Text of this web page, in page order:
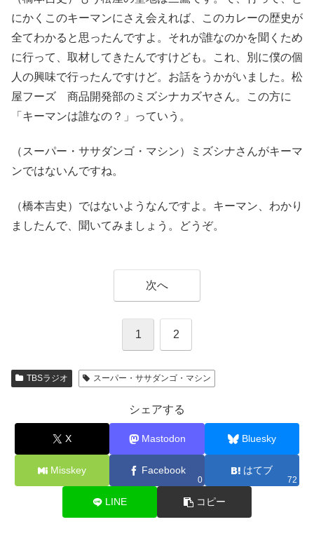
にかくこのキーマンにさえ会えれば、このカレーの歴史が
全てわかると思ったんですよ。それが誰なのかを聞くため
に行って、取材してきたんですけども。これ、別に僕の個
人の興味で行ったんですけど。お話をうかがいました。松
屋フーズ 商品開発部のミズシナカズヤさん。この方に
「キーマンは誰なの？」っていう。
（スーパー・ササダンゴ・マシン）ミズシナさんがキーマ
ンではないんですね。
（橋本吉史）ではないようなんですよ。キーマン、わかり
ましたんで、聞いてみましょう。どうぞ。
次へ
1 2
TBSラジオ スーパー・ササダンゴ・マシン
シェアする
X Mastodon Bluesky
Misskey Facebook
0
はてブ
72
LINE コピー